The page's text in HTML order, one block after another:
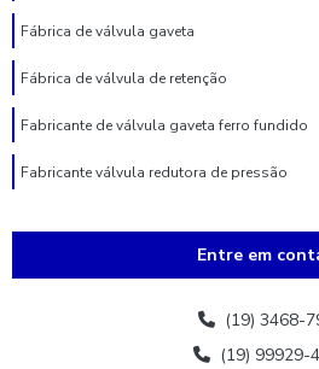
Fábrica de válvula gaveta
Fábrica de válvula de retenção
Fabricante de válvula gaveta ferro fundido
Fabricante válvula redutora de pressão
Entre em
(19) 3468-
(19) 99929-